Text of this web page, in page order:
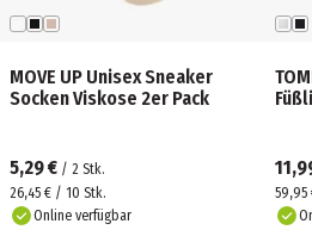
MOVE UP Unisex Sneaker
Socken Viskose 2er Pack
5,29 € / 2 Stk.
26,45 € / 10 Stk.
Online verfügbar
59,95